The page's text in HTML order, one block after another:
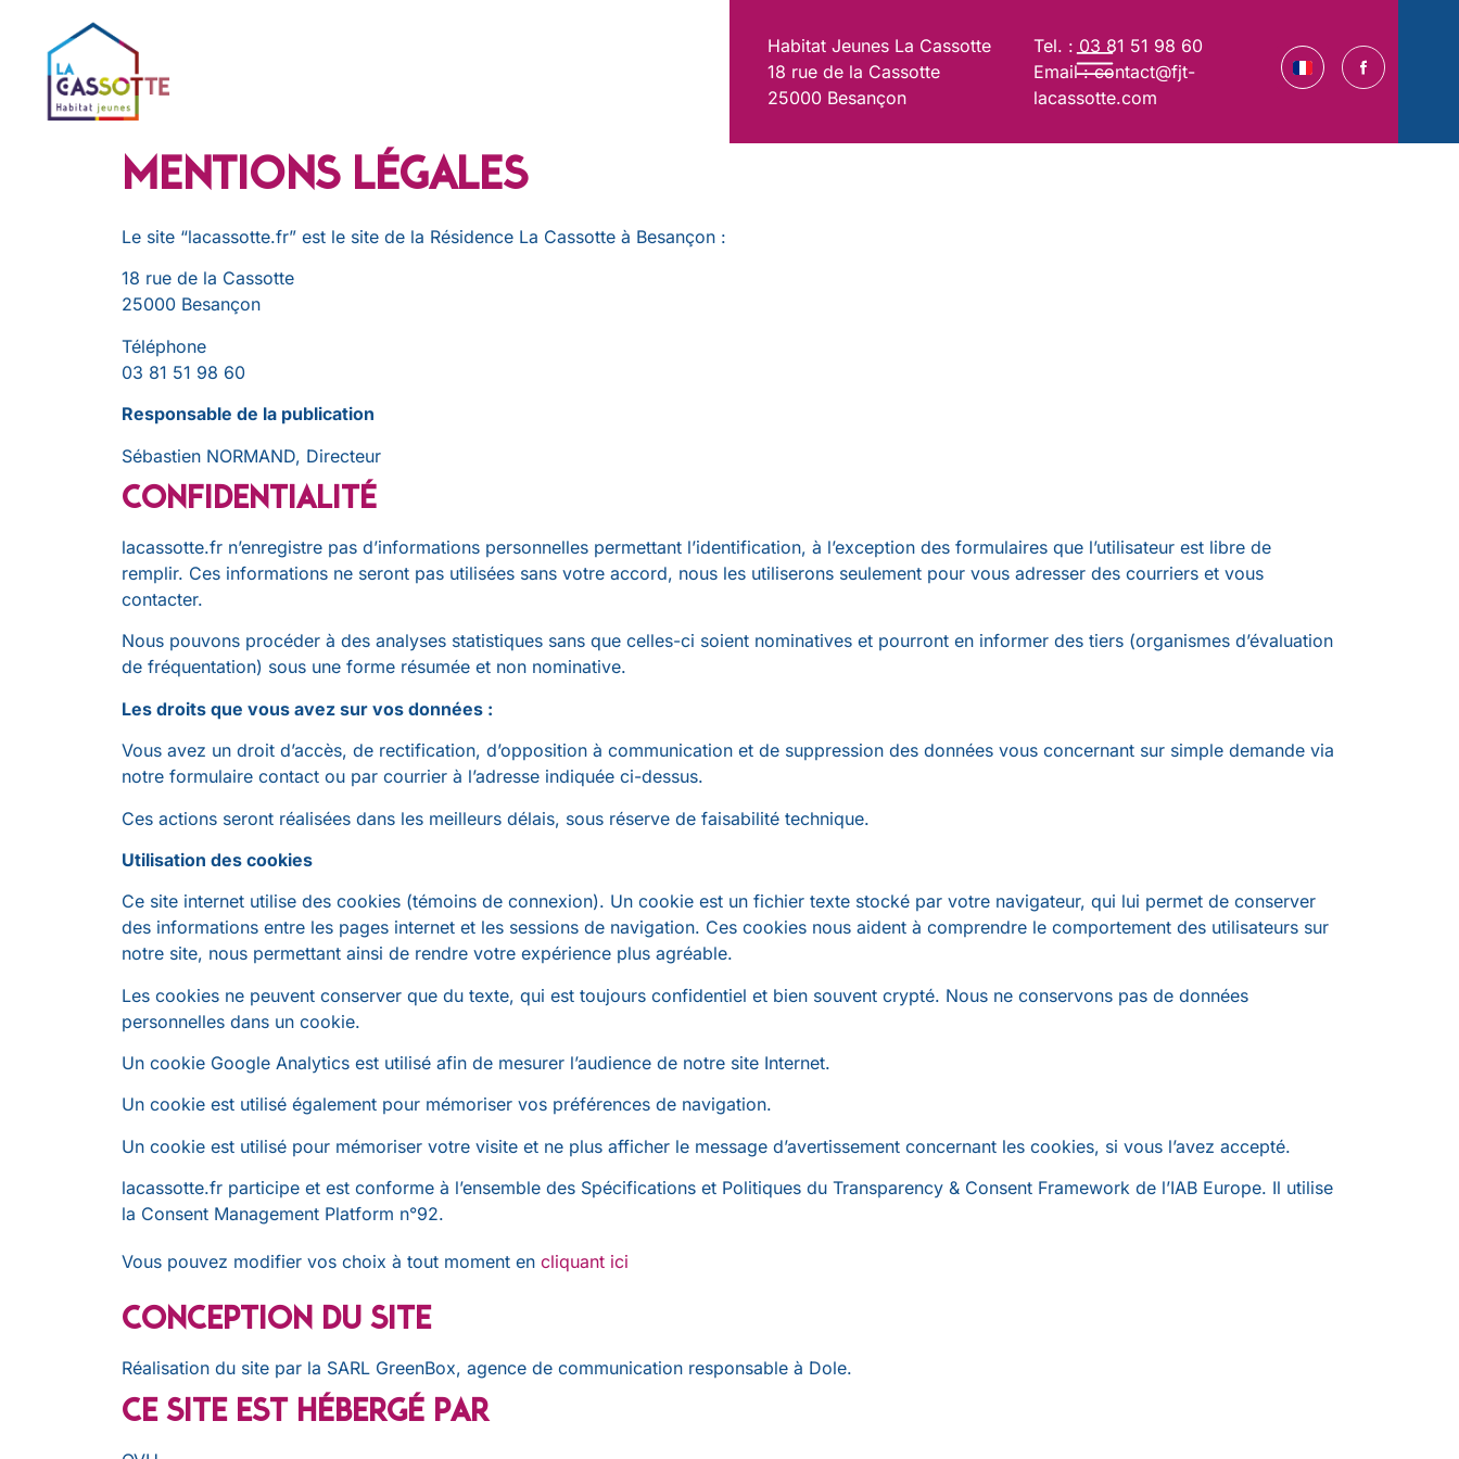
Habitat Jeunes La Cassotte
18 rue de la Cassotte
25000 Besançon
Tel. : 03 81 51 98 60
Email : contact@fjt-
lacassotte.com
Mentions légales
Le site “lacassotte.fr” est le site de la Résidence La Cassotte à Besançon :
18 rue de la Cassotte
25000 Besançon
Téléphone
03 81 51 98 60
Responsable de la publication
Sébastien NORMAND, Directeur
Confidentialité
lacassotte.fr n’enregistre pas d’informations personnelles permettant l’identification, à l’exception des formulaires que l’utilisateur est libre de
remplir. Ces informations ne seront pas utilisées sans votre accord, nous les utiliserons seulement pour vous adresser des courriers et vous
contacter.
Nous pouvons procéder à des analyses statistiques sans que celles-ci soient nominatives et pourront en informer des tiers (organismes d’évaluation
de fréquentation) sous une forme résumée et non nominative.
Les droits que vous avez sur vos données :
Vous avez un droit d’accès, de rectification, d’opposition à communication et de suppression des données vous concernant sur simple demande via
notre formulaire contact ou par courrier à l’adresse indiquée ci-dessus.
Ces actions seront réalisées dans les meilleurs délais, sous réserve de faisabilité technique.
Utilisation des cookies
Ce site internet utilise des cookies (témoins de connexion). Un cookie est un fichier texte stocké par votre navigateur, qui lui permet de conserver
des informations entre les pages internet et les sessions de navigation. Ces cookies nous aident à comprendre le comportement des utilisateurs sur
notre site, nous permettant ainsi de rendre votre expérience plus agréable.
Les cookies ne peuvent conserver que du texte, qui est toujours confidentiel et bien souvent crypté. Nous ne conservons pas de données
personnelles dans un cookie.
Un cookie Google Analytics est utilisé afin de mesurer l’audience de notre site Internet.
Un cookie est utilisé également pour mémoriser vos préférences de navigation.
Un cookie est utilisé pour mémoriser votre visite et ne plus afficher le message d’avertissement concernant les cookies, si vous l’avez accepté.
lacassotte.fr participe et est conforme à l’ensemble des Spécifications et Politiques du Transparency & Consent Framework de l’IAB Europe. Il utilise
la Consent Management Platform n°92.
Vous pouvez modifier vos choix à tout moment en cliquant ici
Conception du site
Réalisation du site par la SARL GreenBox, agence de communication responsable à Dole.
Ce site est hébergé par